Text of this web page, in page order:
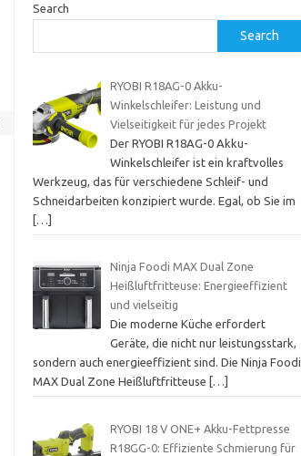
Search
Search
RYOBI R18AG-0 Akku-
Winkelschleifer: Leistung und
Vielseitigkeit für jedes Projekt
Der RYOBI R18AG-0 Akku-
Winkelschleifer ist ein kraftvolles
Werkzeug, das für verschiedene Schleif- und
Schneidarbeiten konzipiert wurde. Egal, ob Sie im
[…]
Ninja Foodi MAX Dual Zone
Heißluftfritteuse: Energieeffizient
und vielseitig
Die moderne Küche erfordert
Geräte, die nicht nur leistungsstark,
sondern auch energieeffizient sind. Die Ninja Foodi
MAX Dual Zone Heißluftfritteuse
[…]
RYOBI 18 V ONE+ Akku-Fettpresse
R18GG-0: Effiziente Schmierung für